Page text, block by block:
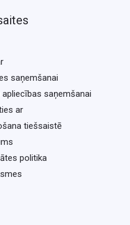
saņemšanai
saņemšanai
ar
tiešsaistē
politika